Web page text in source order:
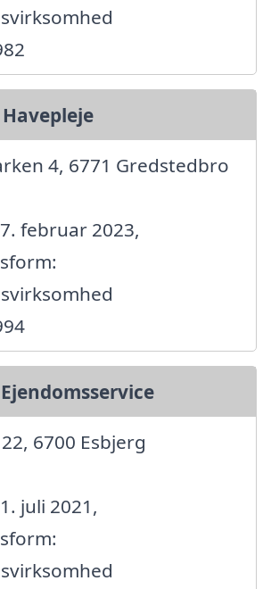
4, 6771 Gredstedbro
februar 2023,
6700 Esbjerg
juli 2021,